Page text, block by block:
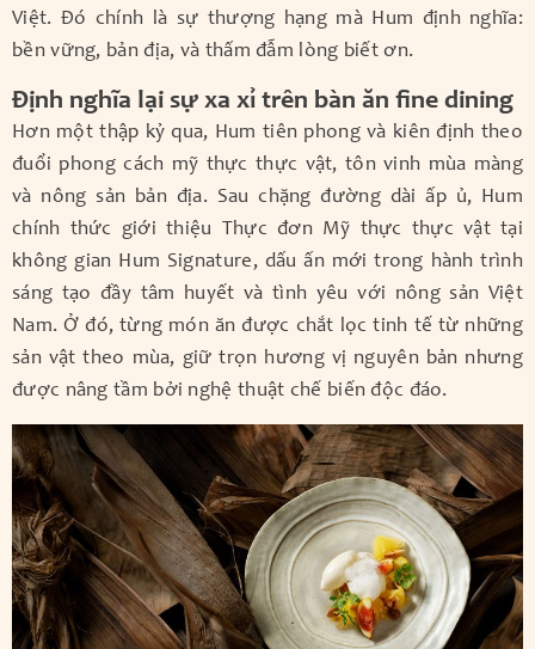
Việt. Đó chính là sự thượng hạng mà Hum định nghĩa:
bền vững, bản địa, và thấm đẫm lòng biết ơn.
Định nghĩa lại sự xa xỉ trên bàn ăn fine dining
Hơn một thập kỷ qua, Hum tiên phong và kiên định theo
đuổi phong cách mỹ thực thực vật, tôn vinh mùa màng
và nông sản bản địa. Sau chặng đường dài ấp ủ, Hum
chính thức giới thiệu Thực đơn Mỹ thực thực vật tại
không gian Hum Signature, dấu ấn mới trong hành trình
sáng tạo đầy tâm huyết và tình yêu với nông sản Việt
Nam. Ở đó, từng món ăn được chắt lọc tinh tế từ những
sản vật theo mùa, giữ trọn hương vị nguyên bản nhưng
được nâng tầm bởi nghệ thuật chế biến độc đáo.